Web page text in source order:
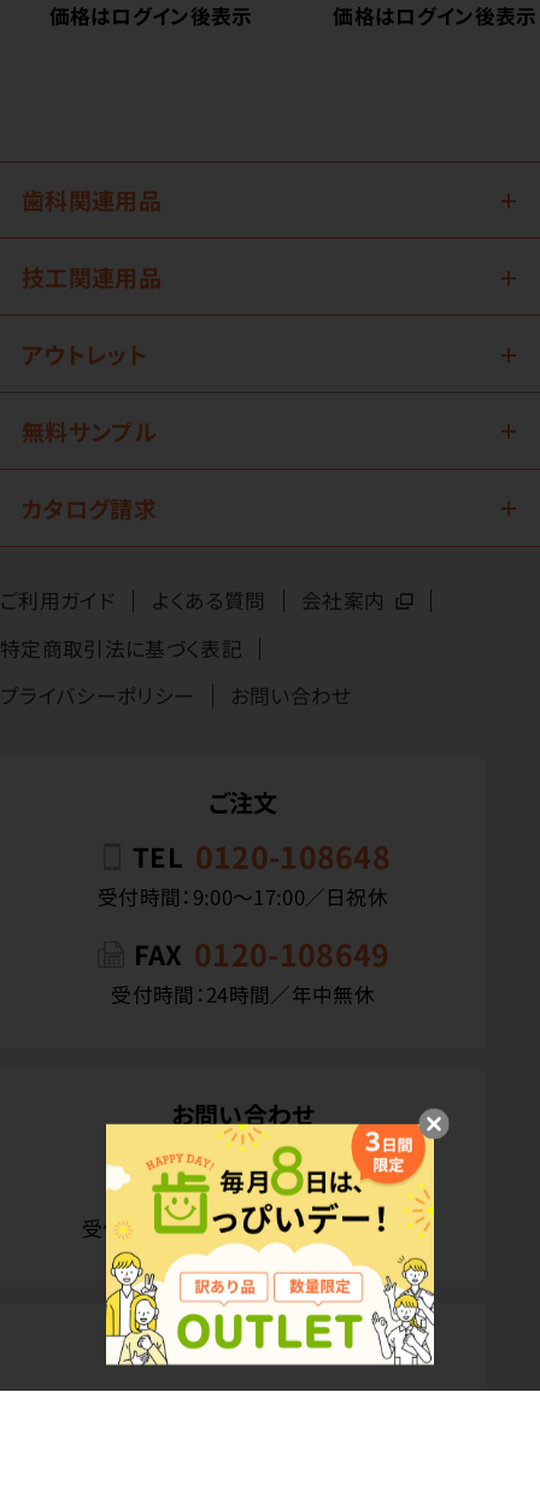
価格はログイン後表示
価格はログイン後表示
歯科関連用品
技工関連用品
アウトレット
無料サンプル
カタログ請求
ご利用ガイド よくある質問
会社案内
特定商取引法に基づく表記
プライバシーポリシー
お問い合わせ
ご注文
TEL 0120-108648
受付時間：9:00〜17:00／日祝休
FAX 0120-108649
受付時間：24時間／年中無休
お問い合わせ
カスタマーサービスデスク
0120-108394
受付時間：10:00〜16:00／土日祝休
公式SNS